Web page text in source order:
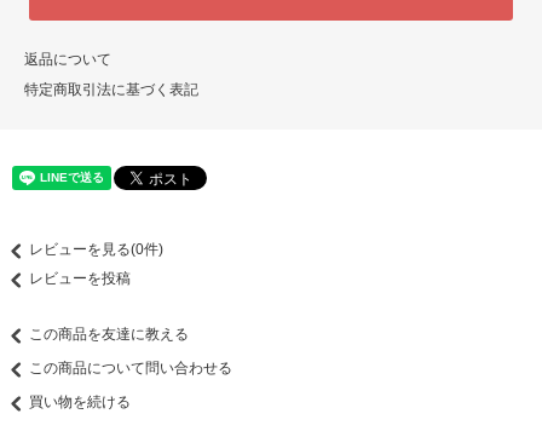
返品について
特定商取引法に基づく表記
レビューを見る(0件)
レビューを投稿
この商品を友達に教える
この商品について問い合わせる
買い物を続ける